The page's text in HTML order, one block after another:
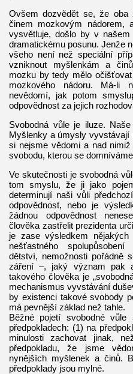
Ovšem dozvědět se, že
činem mozkovým nádorem,
vysvětluje, došlo by v
dramatickému posunu. Jenže
všeho není než speciální
vzniknout myšlenkám a
mozku by tedy mělo
mozkového nádoru. Má-li
nevědomí, jak potom
odpovědnost za jejich
Svobodná vůle je iluze.
Myšlenky a úmysly vyvstávají
si nejsme vědomi a nad
svobodu, kterou se
Ve skutečnosti je svobodná
tom smyslu, že ji jako
determinují naši vůli
odpovědnost, nebo je
žádnou odpovědnost
člověka zastřelit prezidenta
je zase výsledkem
nešťastného
dětství, nemožnosti pořádně
záření –, jaký význam pak
takového člověka je
mechanismus vyvstávání
by existenci takové svobody
má pevnější základ než tahle.
Běžné pojetí svobodné
předpokladech: (1) na
minulosti zachovat jinak,
předpokladu, že jsme
nynějších myšlenek a činů.
předpoklady jsou mylné.